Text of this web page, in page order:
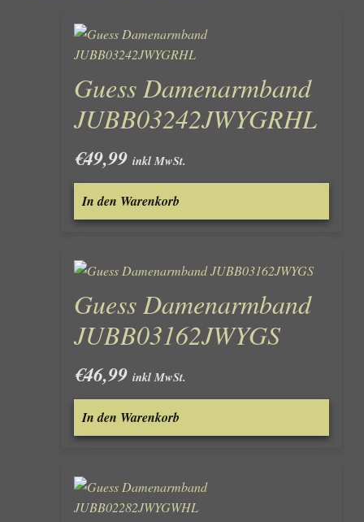
Guess Damenarmband
JUBB03242JWYGRHL
€49,99 inkl MwSt.
In den Warenkorb
Guess Damenarmband
JUBB03162JWYGS
€46,99 inkl MwSt.
In den Warenkorb